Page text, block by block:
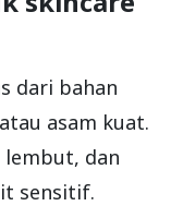
dari bahan
asam kuat.
lembut, dan
sensitif.